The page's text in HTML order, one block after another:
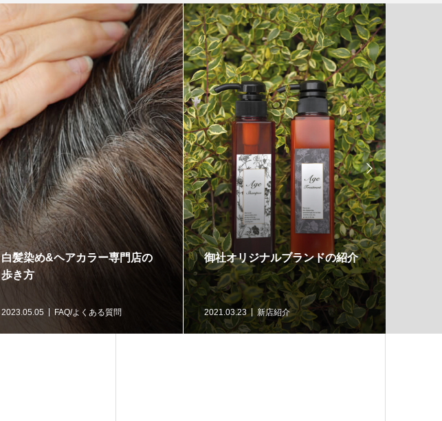
白髪染め&ヘアカラー専門店の
歩き方
2023.05.05 FAQ/よくある質問
御社オリジナルブランドの紹介
2021.03.23 新店紹介
